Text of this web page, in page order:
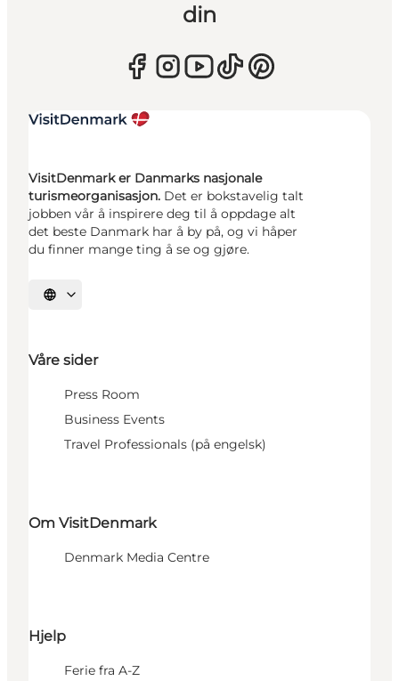
din
VisitDenmark er Danmarks nasjonale
turismeorganisasjon. Det er bokstavelig talt
jobben vår å inspirere deg til å oppdage alt
det beste Danmark har å by på, og vi håper
du finner mange ting å se og gjøre.
Velg språk
Våre sider
Press Room
Business Events
Travel Professionals (på engelsk)
Om VisitDenmark
Denmark Media Centre
Hjelp
Ferie fra A-Z